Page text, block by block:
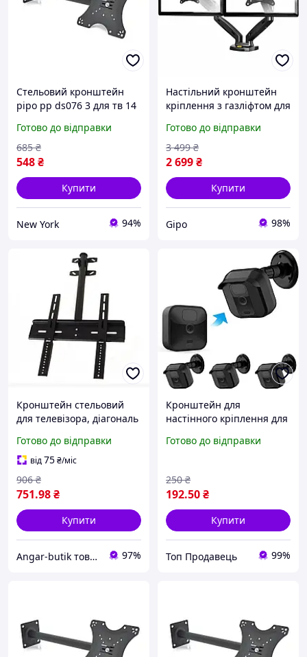
Стельовий кронштейн
pipo pp ds076 3 для тв 14
нахилу 15 градусів
поворот 360 newyork
Готово до відправки
548₴
685 ₴
Купити
New York 94%
Настільний кронштейн
кріплення з газліфтом для
дюймів з поворотом 360
градусів
Готово до відправки
2 699₴
3 499 ₴
Купити
Gipo 98%
Кронштейн стельовий
для телевізора, діагональ
поворот 360 градусів,
чорний
Готово до відправки
від75₴/міс
751.98₴
906 ₴
Купити
Angar-butik товари для дому та побуту 97%
Кронштейн для
настінного кріплення для
водонепроникний,
градусів внутрішній/
зовнішні
Готово до відправки
192.50₴
250 ₴
Купити
Топ Продавець 99%